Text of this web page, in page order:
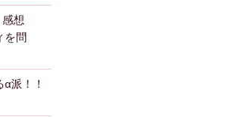
』感想
を問
派！！